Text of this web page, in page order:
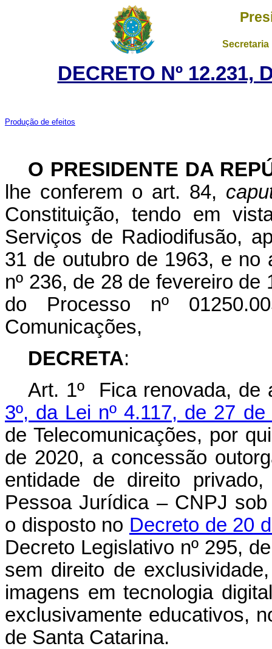
DECRETO Nº 12.231,
Produção de efeitos
O PRESIDENTE DA
lhe conferem o art. 84,
Constituição, tendo em
Serviços de Radiodifusão,
31 de outubro de 1963, e
nº 236, de 28 de fevereiro
do Processo nº
Comunicações,
DECRETA:
Art. 1º Fica renovada,
3º, da Lei nº 4.117, de 27
de Telecomunicações, por
de 2020, a concessão
entidade de direito
Pessoa Jurídica – CNPJ
o disposto no Decreto de 20
Decreto Legislativo nº 295,
sem direito de
imagens em tecnologia
exclusivamente educativos,
de Santa Catarina.